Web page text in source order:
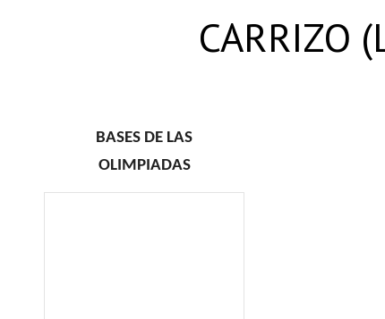
CARRIZO
BASES DE LAS
OLIMPIADAS